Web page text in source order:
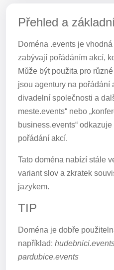
Přehled a
Doména .events je
zabývají pořádáním akcí,
Může být použita pro
jsou agentury na pořádání
divadelní společnosti a
meste.events“ nebo
business.events“
pořádání akcí.
Tato doména nabízí stále
variant slov a zkratek
jazykem.
TIP
Doména je dobře
například:
pardubice.events